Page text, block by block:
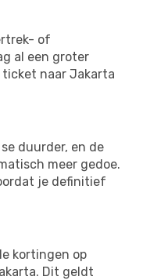
of
al een groter
naar Jakarta
duurder, en de
meer gedoe.
je definitief
kortingen op
Dit geldt